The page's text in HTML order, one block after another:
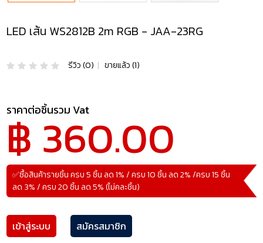
LED เส้น WS2812B 2m RGB - JAA-23RG
รีวิว (0) | ขายแล้ว (1)
ราคาต่อชิ้นรวม Vat
฿ 360.00
✅ซื้อสินค้ารายชิ้น ครบ 5 ชิ้น ลด 1% / ครบ 10 ชิ้น ลด 2% /ครบ 15 ชิ้น
ลด 3% / ครบ 20 ชิ้น ลด 5% (ไม่คละชิ้น)
เข้าสู่ระบบ
สมัครสมาชิก